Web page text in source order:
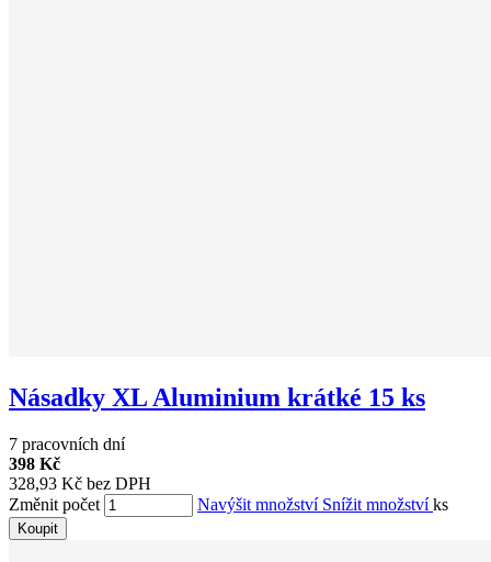
Násadky XL Aluminium krátké 15 ks
7 pracovních dní
398 Kč
328,93 Kč bez DPH
Změnit počet
Navýšit množství Snížit množstvíks
Koupit